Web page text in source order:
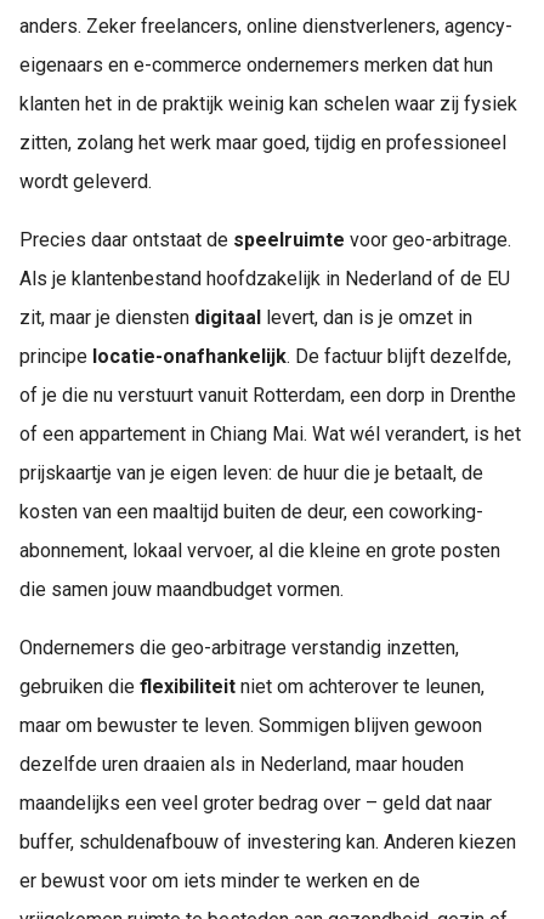
anders. Zeker freelancers, online dienstverleners, agency-
eigenaars en e-commerce ondernemers merken dat hun
klanten het in de praktijk weinig kan schelen waar zij fysiek
zitten, zolang het werk maar goed, tijdig en professioneel
wordt geleverd.
Precies daar ontstaat de speelruimte voor geo-arbitrage.
Als je klantenbestand hoofdzakelijk in Nederland of de EU
zit, maar je diensten digitaal levert, dan is je omzet in
principe locatie-onafhankelijk. De factuur blijft dezelfde,
of je die nu verstuurt vanuit Rotterdam, een dorp in Drenthe
of een appartement in Chiang Mai. Wat wél verandert, is het
prijskaartje van je eigen leven: de huur die je betaalt, de
kosten van een maaltijd buiten de deur, een coworking-
abonnement, lokaal vervoer, al die kleine en grote posten
die samen jouw maandbudget vormen.
Ondernemers die geo-arbitrage verstandig inzetten,
gebruiken die flexibiliteit niet om achterover te leunen,
maar om bewuster te leven. Sommigen blijven gewoon
dezelfde uren draaien als in Nederland, maar houden
maandelijks een veel groter bedrag over – geld dat naar
buffer, schuldenafbouw of investering kan. Anderen kiezen
er bewust voor om iets minder te werken en de